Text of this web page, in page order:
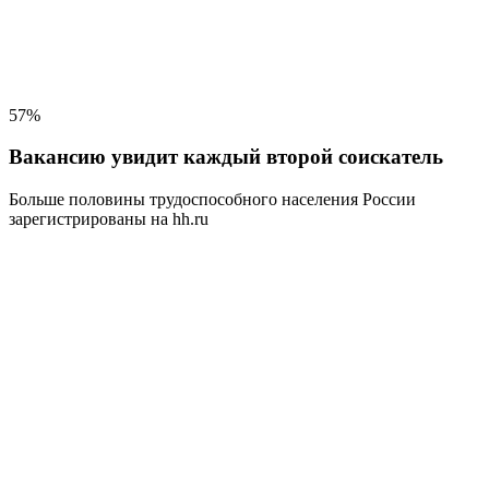
57%
Вакансию увидит каждый второй соискатель
Больше половины трудоспособного населения России
зарегистрированы на hh.ru